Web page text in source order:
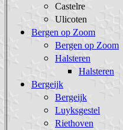
Castelre
Ulicoten
Bergen op Zoom
Bergen op Zoom
Halsteren
Halsteren
Bergeijk
Bergeijk
Luyksgestel
Riethoven